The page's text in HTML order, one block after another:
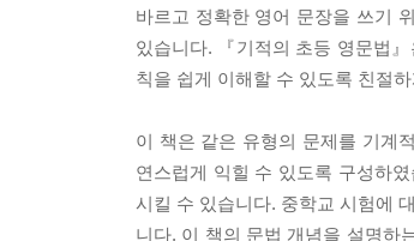
바르고 정확한 영어 문장을 쓰기
있습니다. 『기적의 초등 영문법
칙을 쉽게 이해할 수 있도록 친절
이 책은 같은 유형의 문제를 기계
연스럽게 익힐 수 있도록 구성하
시킬 수 있습니다. 중학교 시험에
니다. 이 책의 문법 개념을 설명하